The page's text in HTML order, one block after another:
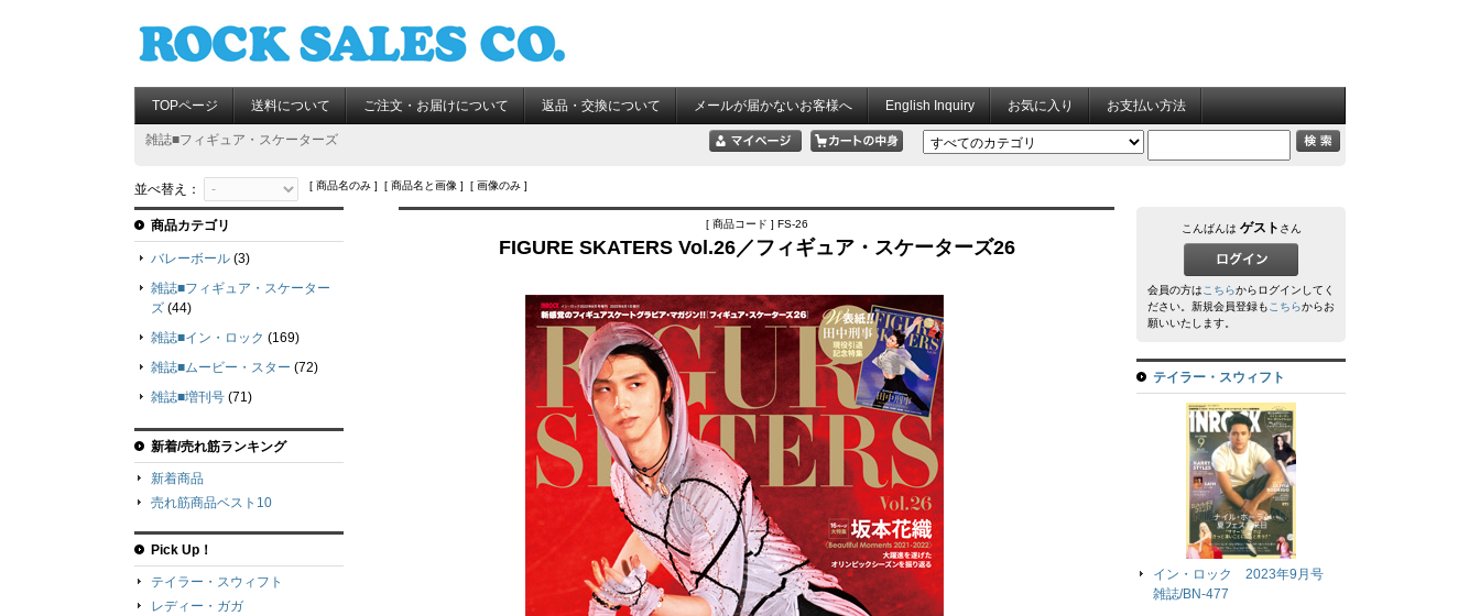
TOPページ 送料について ご注文・お届けについて 返品・交換について メールが届かないお客様へ English Inquiry お気に入り お支払い方法
雑誌■フィギュア・スケーターズ
並べ替え： [ 商品名のみ ] [ 商品名と画像 ] [ 画像のみ ]
[ 商品コード ] FS-26
FIGURE SKATERS Vol.26／フィギュア・スケーターズ26
商品カテゴリ
バレーボール (3)
雑誌■フィギュア・スケーター
ズ (44)
雑誌■イン・ロック (169)
雑誌■ムービー・スター (72)
雑誌■増刊号 (71)
新着/売れ筋ランキング
新着商品
売れ筋商品ベスト10
Pick Up！
テイラー・スウィフト
レディー・ガガ
こんばんは ゲスト さん
会員の方はこちらからログインしてく
ださい。新規会員登録もこちらからお
願いいたします。
テイラー・スウィフト
イン・ロック 2023年9月号
雑誌/BN-477